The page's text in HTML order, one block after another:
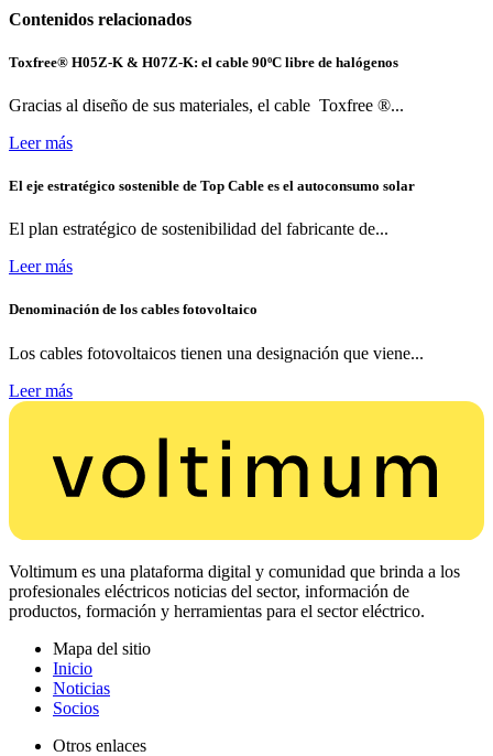
Contenidos relacionados
Toxfree® H05Z-K & H07Z-K: el cable 90ºC libre de halógenos
Gracias al diseño de sus materiales, el cable Toxfree ®...
Leer más
El eje estratégico sostenible de Top Cable es el autoconsumo solar
El plan estratégico de sostenibilidad del fabricante de...
Leer más
Denominación de los cables fotovoltaico
Los cables fotovoltaicos tienen una designación que viene...
Leer más
Voltimum es una plataforma digital y comunidad que brinda a los
profesionales eléctricos noticias del sector, información de
productos, formación y herramientas para el sector eléctrico.
Mapa del sitio
Inicio
Noticias
Socios
Otros enlaces